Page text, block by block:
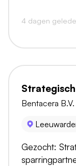
4 dagen
Bentacera B.V.
Gezocht: